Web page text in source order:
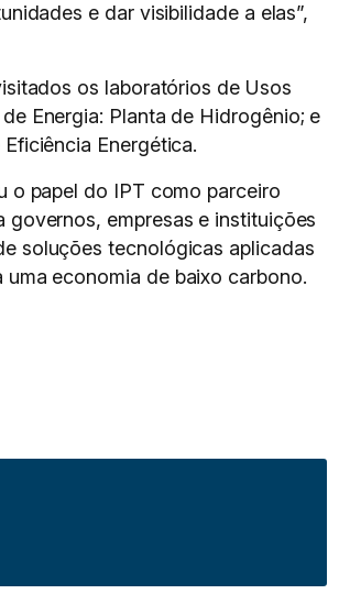
e dar visibilidade a elas”,
os laboratórios de Usos
Energia: Planta de Hidrogênio; e
Energética.
o papel do IPT como parceiro
governos, empresas e instituições
soluções tecnológicas aplicadas
uma economia de baixo carbono.